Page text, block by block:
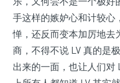
手这样的嫉妒心和计较心
惮，还反而变本加厉地去
商，不得不说 LV 真的是
出来的一面，也让人们对